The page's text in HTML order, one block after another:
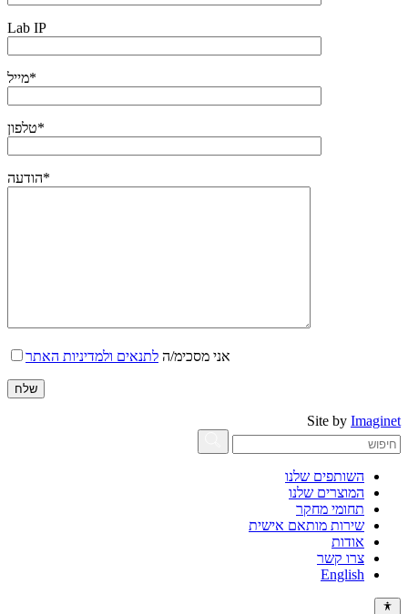
Lab IP
מייל*
טלפון*
הודעה*
אני מסכימ/ה לתנאים ולמדיניות האתר
Site by Imaginet
השותפים שלנו
המוצרים שלנו
תחומי מחקר
שירות מותאם אישית
אודות
צרו קשר
English